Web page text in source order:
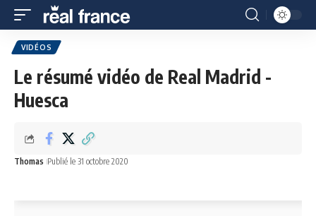
VIDÉOS
Le résumé vidéo de Real Madrid -
Huesca
Thomas Publié le 31 octobre 2020